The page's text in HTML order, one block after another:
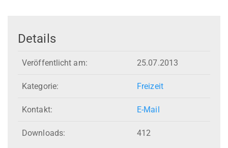
Details
Veröffentlicht am: 25.07.2013
Kategorie: Freizeit
Kontakt: E-Mail
Downloads: 412